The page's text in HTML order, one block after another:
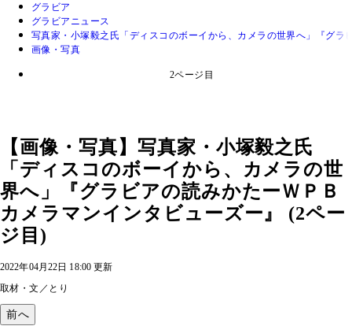
グラビア
グラビアニュース
写真家・小塚毅之氏「ディスコのボーイから、カメラの世界へ」『グ
画像・写真
2ページ目
【画像・写真】写真家・小塚毅之氏
「ディスコのボーイから、カメラの世
界へ」『グラビアの読みかたーＷＰＢ
カメラマンインタビューズー』 (2ペー
ジ目)
2022年04月22日 18:00 更新
取材・文／とり
前へ